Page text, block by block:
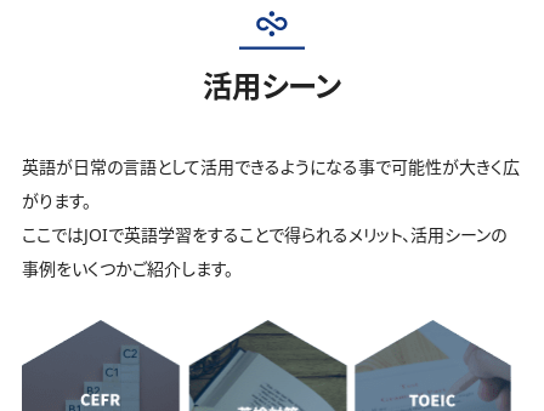
活用シーン
英語が日常の言語として活用できるようになる事で可能性が大きく広
がります。
ここではJOIで英語学習をすることで得られるメリット、活用シーンの
事例をいくつかご紹介します。